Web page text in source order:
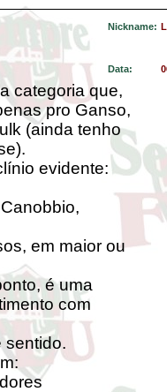
Nickname:
Data:
categoria que,
pro Ganso,
(ainda tenho
evidente:
em maior ou
é uma
com
sentido.